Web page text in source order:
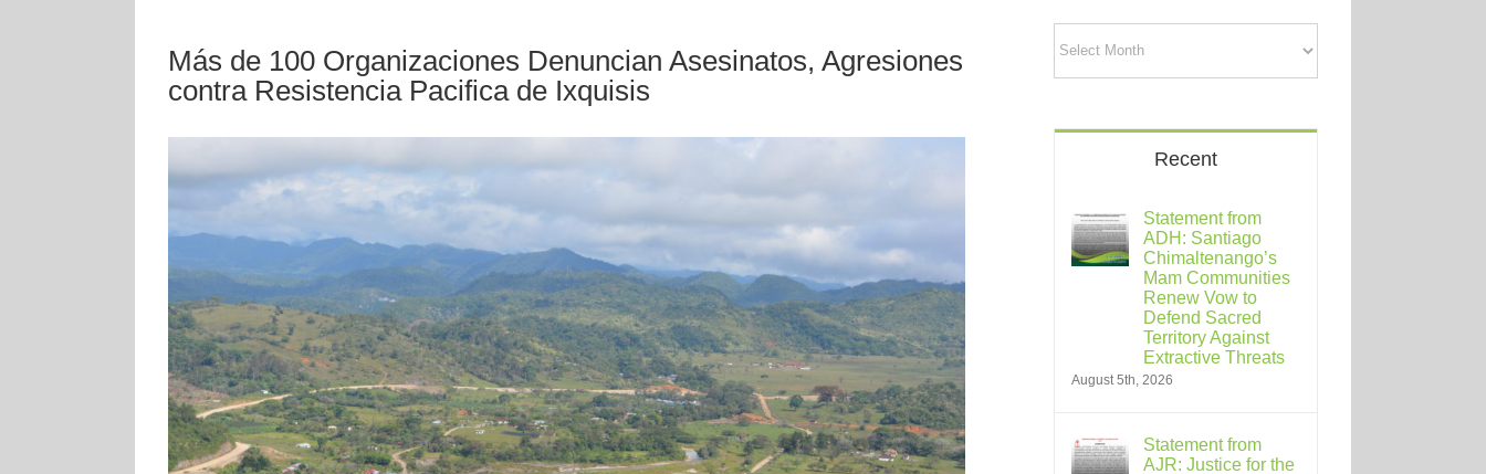
Más de 100 Organizaciones Denuncian Asesinatos, Agresiones
contra Resistencia Pacifica de Ixquisis
Recent
Statement from
ADH: Santiago
Chimaltenango’s
Mam Communities
Renew Vow to
Defend Sacred
Territory Against
Extractive Threats
August 5th, 2026
Statement from
AJR: Justice for the